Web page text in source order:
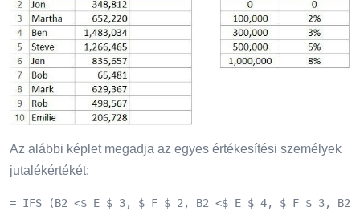
Az alábbi képlet megadja az egyes értékesítési személyek
jutalékértékét:
= IFS (B2 <$ E $ 3, $ F $ 2, B2 <$ E $ 4, $ F $ 3,